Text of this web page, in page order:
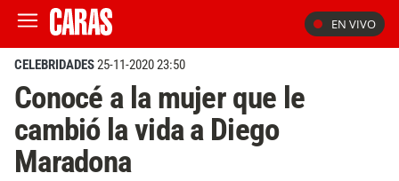
EN VIVO
CELEBRIDADES25-11-2020 23:50
Conocé a la mujer que le
cambió la vida a Diego
Maradona